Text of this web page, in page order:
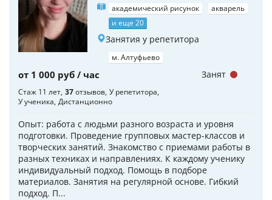
академический рисунок
акварель
и еще 20
Занятия у репетитора
м. Алтуфьево
от 1 000 руб / час
Стаж 11 лет 37отзывов У репетитора
У ученика Дистанционно
Опыт: работа с людьми разного возраста и уровня
подготовки. Проведение групповых мастер-классов и
творческих занятий. Знакомство с приемами работы в
разных техниках и направлениях. К каждому ученику
индивидуальный подход. Помощь в подборе
материалов. Занятия на регулярной основе. Гибкий
подход. П...
Занят